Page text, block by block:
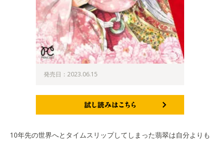
発売日：2023.06.15
10年先の世界へとタイムスリップしてしまった翡翠は自分よりも